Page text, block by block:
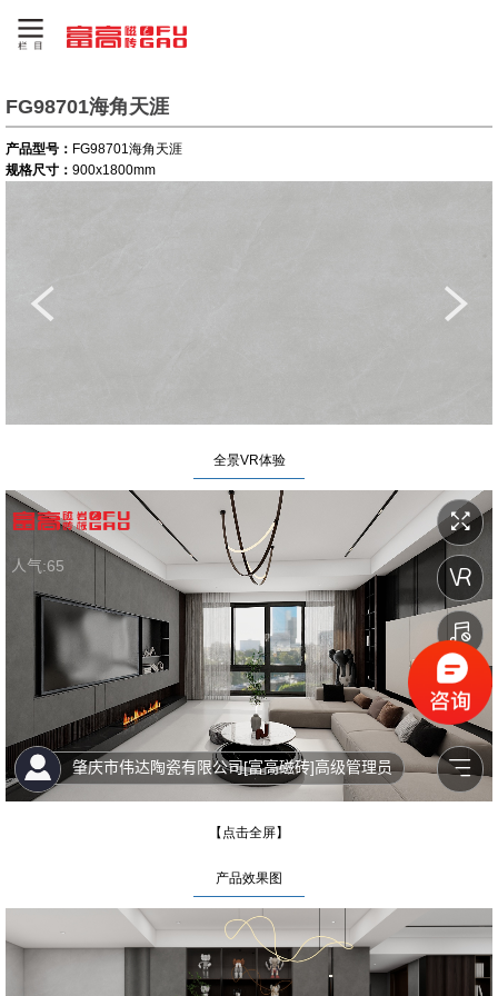
FG98701海角天涯
产品型号： FG98701海角天涯
规格尺寸： 900x1800mm
全景VR体验
【点击全屏】
产品效果图